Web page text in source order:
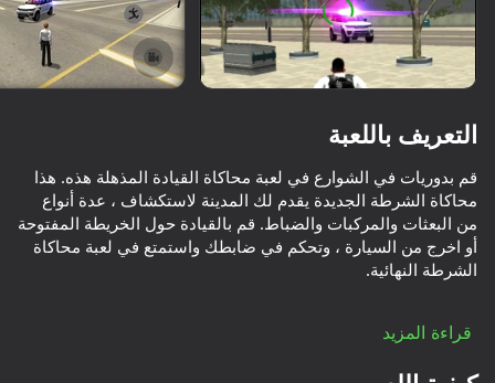
التعريف باللعبة
قم بدوريات في الشوارع في لعبة محاكاة القيادة المذهلة هذه. هذا
محاكاة الشرطة الجديدة يقدم لك المدينة لاستكشاف ، عدة أنواع
من البعثات والمركبات والضباط. قم بالقيادة حول الخريطة المفتوحة
أو اخرج من السيارة ، وتحكم في ضابطك واستمتع في لعبة محاكاة
سيكون لديك مجموعة واسعة من المركبات للاختيار من بينها ، بدءا
قراءة المزيد